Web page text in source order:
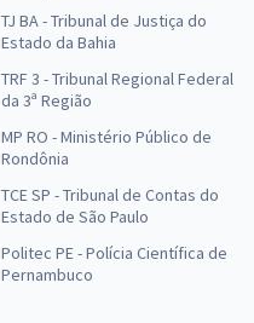
TJ BA - Tribunal de Justiça do
Estado da Bahia
TRF 3 - Tribunal Regional Federal
da 3ª Região
MP RO - Ministério Público de
Rondônia
TCE SP - Tribunal de Contas do
Estado de São Paulo
Politec PE - Polícia Científica de
Pernambuco